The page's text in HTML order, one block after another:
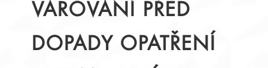
VAROVÁNÍ PŘED
DOPADY OPATŘENÍ